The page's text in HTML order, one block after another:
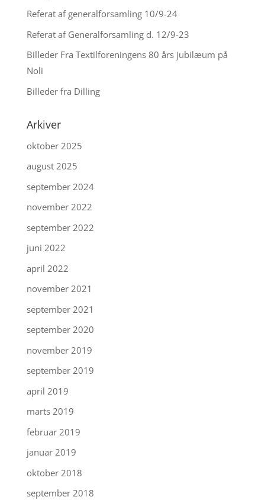
Referat af generalforsamling 10/9-24
Referat af Generalforsamling d. 12/9-23
Billeder Fra Textilforeningens 80 års jubilæum på
Noli
Billeder fra Dilling
Arkiver
oktober 2025
august 2025
september 2024
november 2022
september 2022
juni 2022
april 2022
november 2021
september 2021
september 2020
november 2019
september 2019
april 2019
marts 2019
februar 2019
januar 2019
oktober 2018
september 2018